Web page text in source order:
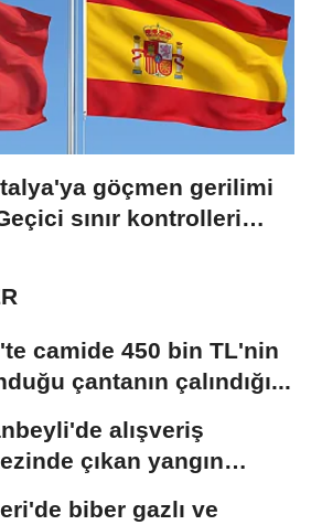
göçmen gerilimi
sınır kontrolleri
camide 450 bin TL'nin
çantanın çalındığı...
alışveriş
çıkan yangın
biber gazlı ve